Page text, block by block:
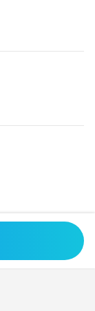
2F
由でも大歓迎で
応募ください。
2F